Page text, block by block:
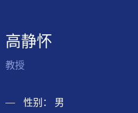
高静怀
教授
性别： 男